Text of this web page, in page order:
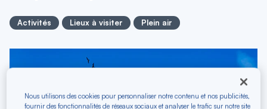
Activités Lieux à visiter Plein air
Nous utilisons des cookies pour personnaliser notre contenu et nos publicités,
fournir des fonctionnalités de réseaux sociaux et analyser le trafic sur notre site